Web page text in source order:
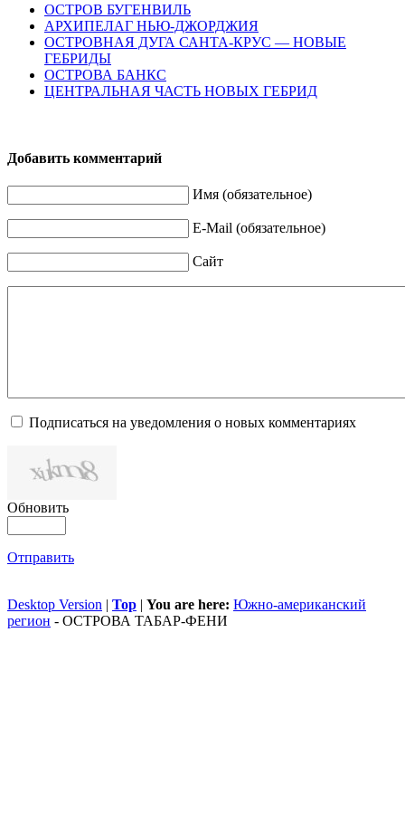
ОСТРОВ БУГЕНВИЛЬ
АРХИПЕЛАГ НЬЮ-ДЖОРДЖИЯ
ОСТРОВНАЯ ДУГА САНТА-КРУС — НОВЫЕ
ГЕБРИДЫ
ОСТРОВА БАНКС
ЦЕНТРАЛЬНАЯ ЧАСТЬ НОВЫХ ГЕБРИД
Добавить комментарий
Имя (обязательное)
E-Mail (обязательное)
Сайт
Подписаться на уведомления о новых комментариях
Обновить
Отправить
Desktop Version | Top | You are here: Южно-американский
регион - ОСТРОВА ТАБАР-ФЕНИ